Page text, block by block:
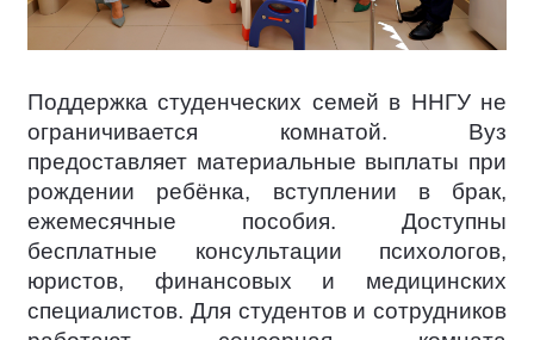
Поддержка студенческих семей в ННГУ не
ограничивается комнатой. Вуз
предоставляет материальные выплаты при
рождении ребёнка, вступлении в брак,
ежемесячные пособия. Доступны
бесплатные консультации психологов,
юристов, финансовых и медицинских
специалистов. Для студентов и сотрудников